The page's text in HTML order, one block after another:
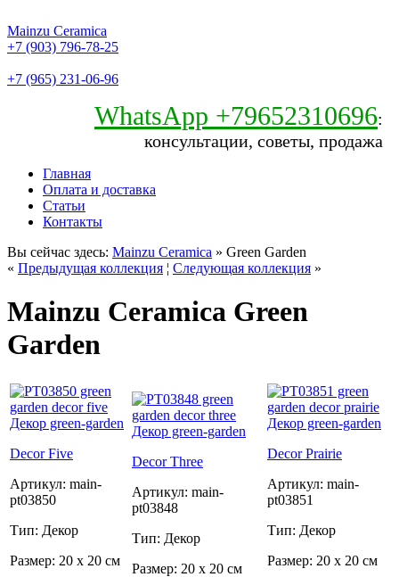
Mainzu Ceramica
+7 (903) 796-78-25
+7 (965) 231-06-96
WhatsApp +79652310696:
консультации, советы, продажа
Главная
Оплата и доставка
Статьи
Контакты
Вы сейчас здесь: Mainzu Ceramica » Green Garden
« Предыдущая коллекция ¦ Следующая коллекция »
Mainzu Ceramica Green
Garden
Decor Five
Артикул: main-
pt03850
Тип: Декор
Размер: 20 x 20 см
Decor Three
Артикул: main-
pt03848
Тип: Декор
Размер: 20 x 20 см
Decor Prairie
Артикул: main-
pt03851
Тип: Декор
Размер: 20 x 20 см